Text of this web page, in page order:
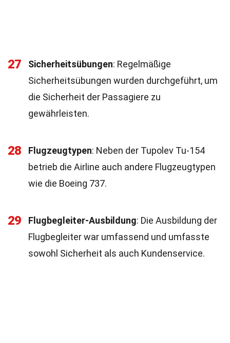
27 Sicherheitsübungen: Regelmäßige
Sicherheitsübungen wurden durchgeführt, um
die Sicherheit der Passagiere zu
gewährleisten.
28 Flugzeugtypen: Neben der Tupolev Tu-154
betrieb die Airline auch andere Flugzeugtypen
wie die Boeing 737.
29 Flugbegleiter-Ausbildung: Die Ausbildung der
Flugbegleiter war umfassend und umfasste
sowohl Sicherheit als auch Kundenservice.